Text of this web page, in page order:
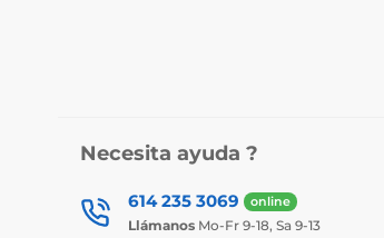
Necesita ayuda ?
614 235 3069 online
Llámanos Mo-Fr 9-18, Sa 9-13